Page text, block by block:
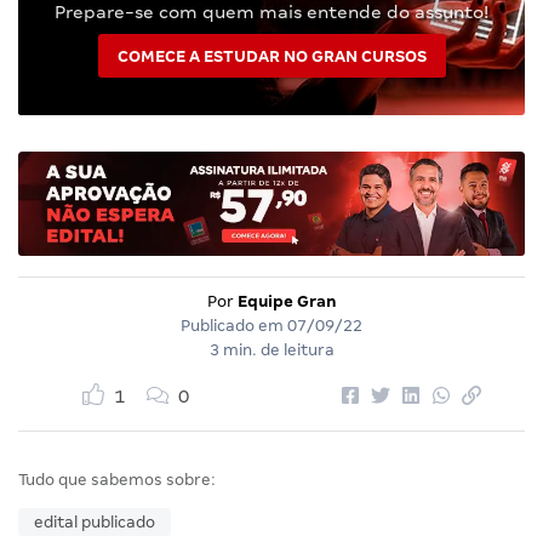
Prepare-se com quem mais entende do assunto!
COMECE A ESTUDAR NO GRAN CURSOS
Por Equipe Gran
Publicado em 07/09/22
3 min. de leitura
1 0
Tudo que sabemos sobre:
edital publicado